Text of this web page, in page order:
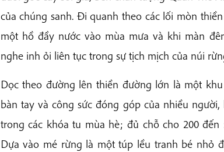
của chúng sanh. Đi quanh theo các lối mòn
một hồ đầy nước vào mùa mưa và khi màn
nghe inh ỏi liên tục trong sự tịch mịch của núi
Dọc theo đường lên thiền đường lớn là một
bàn tay và công sức đóng góp của nhiều
trong các khóa tu mùa hè; đủ chỗ cho 200
Dựa vào mé rừng là một túp lều tranh bé nhỏ